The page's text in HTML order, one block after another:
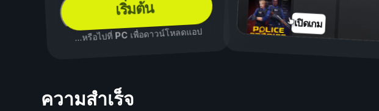
เริ่มต้น
...หรือไปที่ PCเพื่อดาวน์โหลดแอป
เปิดเกม
ความสำเร็จ